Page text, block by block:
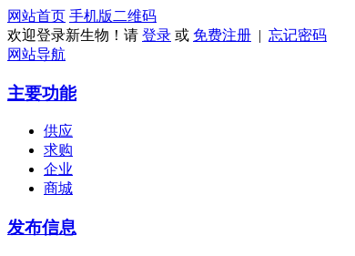
网站首页 手机版 二维码
欢迎登录新生物！请 登录 或 免费注册 | 忘记密码
网站导航
主要功能
供应
求购
企业
商城
发布信息